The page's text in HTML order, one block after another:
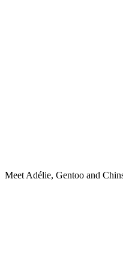
Meet Adélie, Gentoo and